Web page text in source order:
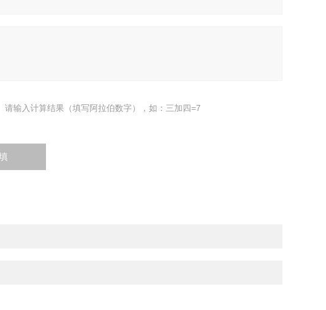
请输入计算结果（填写阿拉伯数字），如：三加四=7